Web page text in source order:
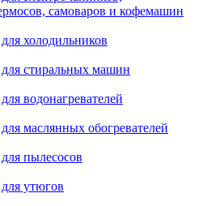
самоваров и кофемашин
холодильников
для стиральных машин
водонагревателей
маслянных обогревателей
пылесосов
утюгов